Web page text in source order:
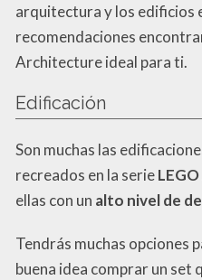
arquitectura y los edificios
recomendaciones
Architecture ideal para ti.
Edificación
Son muchas las
recreados en la serie
ellas con un alto nivel de
Tendrás muchas opciones
buena idea comprar un set